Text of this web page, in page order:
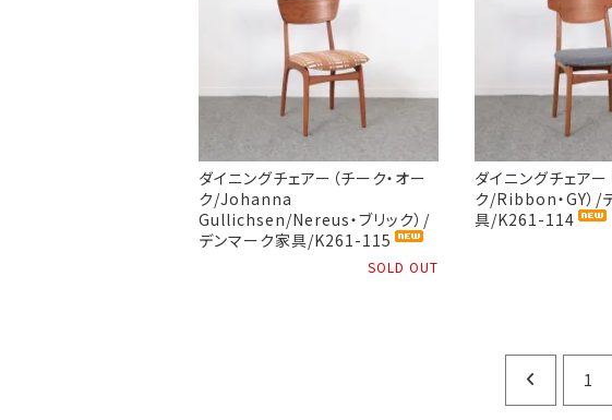
ダイニングチェアー（チーク・オー
ク/Johanna
Gullichsen/Nereus・ブリック）/
デンマーク家具/K261-115
SOLD OUT
ダイニングチェアー
ク/Ribbon・GY）/
具/K261-114
1